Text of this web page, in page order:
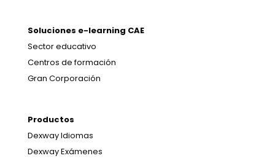
Soluciones e-learning CAE
Sector educativo
Centros de formación
Gran Corporación
Productos
Dexway Idiomas
Dexway Exámenes